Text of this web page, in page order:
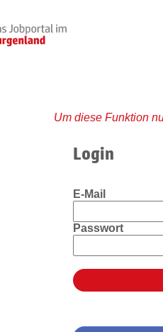
Um diese Funktion
Login
E-Mail
Passwort